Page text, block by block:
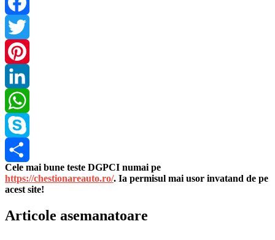
Facebook
Twitter
Pinterest
LinkedIn
WhatsApp
Skype
Share
Cele mai bune teste DGPCI numai pe
https://chestionareauto.ro/. Ia permisul mai usor invatand de pe
acest site!
Articole asemanatoare